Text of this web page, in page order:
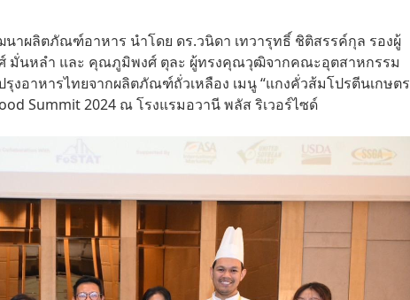
าผลิตภัณฑ์อาหาร นำโดย ดร.วนิดา เทวารุทธิ์ ชิติสรรค์กุล รองผู้
มั่นหลำ และ คุณภูมิพงศ์ ตุละ ผู้ทรงคุณวุฒิจากคณะอุตสาหกรรม
งอาหารไทยจากผลิตภัณฑ์ถั่วเหลือง เมนู “แกงคั่วส้มโปรตีนเกษตร
Summit 2024 ณ โรงแรมอวานี พลัส ริเวอร์ไซด์